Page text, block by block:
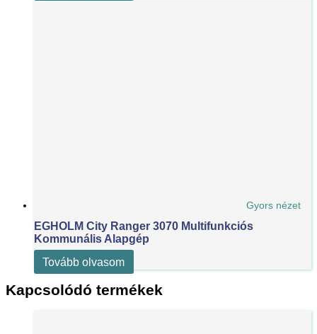
Gyors nézet
EGHOLM City Ranger 3070 Multifunkciós
Kommunális Alapgép
Tovább olvasom
Kapcsolódó termékek